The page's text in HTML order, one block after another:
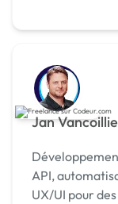
Jan Vancoillie
API,
UX/UI pour